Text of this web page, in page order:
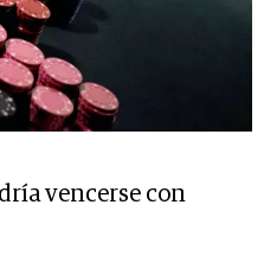
vencerse con